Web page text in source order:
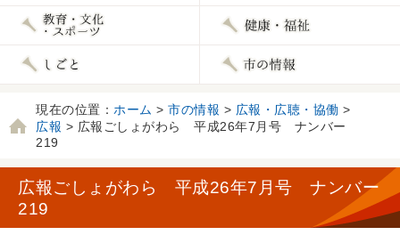
現在の位置： ホーム > 市の情報 > 広報・広聴・協働 >
広報 > 広報ごしょがわら 平成26年7月号 ナンバー
219
広報ごしょがわら 平成26年7月号 ナンバー
219